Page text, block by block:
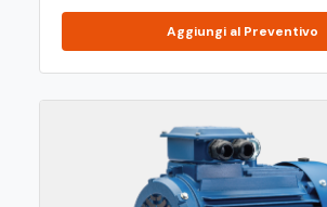
Aggiungi al Preventivo